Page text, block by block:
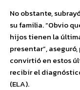
No obstante,
su familia. “Obvio
hijos tienen la
presentar”,
convirtió en estos
recibir el
(ELA).